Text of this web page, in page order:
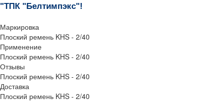
"ТПК "Белтимпэкс"!
Маркировка
Плоский ремень KHS - 2/40
Применение
Плоский ремень KHS - 2/40
Отзывы
Плоский ремень KHS - 2/40
Доставка
Плоский ремень KHS - 2/40